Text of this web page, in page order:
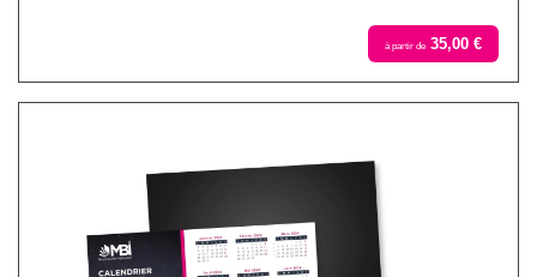
à partir de 35,00 €